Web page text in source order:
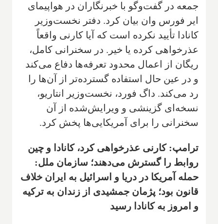
جمعه در گفت‌وگو با خبرنگاران در هواپیمای
ایر فورس وان بیان کرد. دفتر نخست‌وزیر
کانادا تأیید نکرده است که آیا کارنی واقعاً
عذرخواهی کرده یا خیر. در سخنرانی کامل،
ریگان از اعمال محدود تعرفه‌ها دفاع می‌کند
و در عین حال استفاده گسترده‌تر از آن‌ها را
رد می‌کند. داگ فورد، نخست‌وزیر انتاریو،
نسخه‌ای گزینشی و ویرایش‌شده از آن
سخنرانی را برای آمریکایی‌ها پخش کرد.
ترامپ: کارنی عذرخواهی کرد، کانادا و چین
روابط را گسترش می‌دهند؛ سازمان ملل:
حمله آمریکا در دریا و اسرائیل به ایران خلاف
قانون بود؛ پژمان جمشیدی از زندان به ترکیه
و امروز به کانادا رسید